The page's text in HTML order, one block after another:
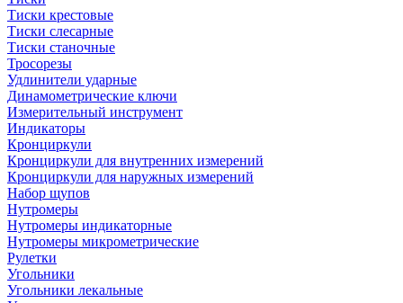
Тиски крестовые
Тиски слесарные
Тиски станочные
Тросорезы
Удлинители ударные
Динамометрические ключи
Измерительный инструмент
Индикаторы
Кронциркули
Кронциркули для внутренних измерений
Кронциркули для наружных измерений
Набор щупов
Нутромеры
Нутромеры индикаторные
Нутромеры микрометрические
Рулетки
Угольники
Угольники лекальные